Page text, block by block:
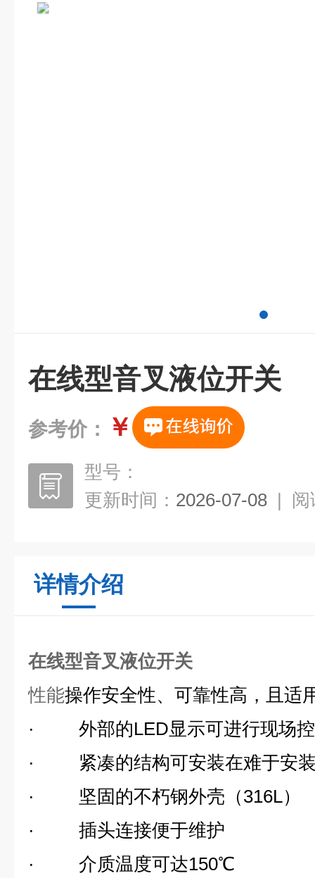
在线型音叉液位开关
参考价： ￥
型号：
更新时间： 2026-07-08 | 阅
详情介绍
在线型音叉液位开关
性能操作安全性、可靠性高，且适
·
外部的LED显示可进行现场
·
紧凑的结构可安装在难于安
·
坚固的不朽钢外壳（316L）
·
插头连接便于维护
·
介质温度可达150℃